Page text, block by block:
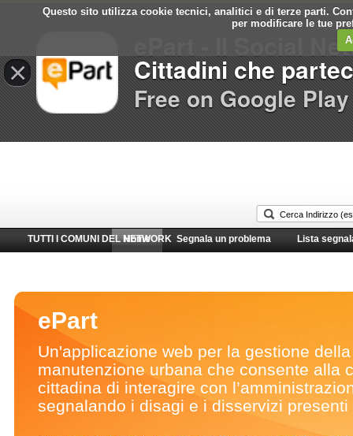
Questo sito utilizza cookie tecnici, analitici e di terze parti.
per modificare le tue
TUTTI I COMUNI DEL NETWORK
Home Segnala un problema Lista
ePart
Un'applicazione web per la gestione della
manutenzione urbana che consente alla
cittadina di interagire con
segnalando i disagi e i disservizi presenti
×
ePart - Il Social
Cittadini che
Free on Google Play